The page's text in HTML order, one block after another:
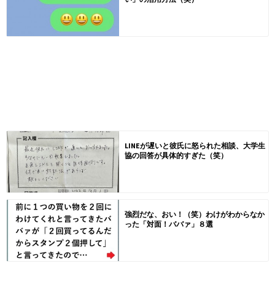
LINEが遅いと彼氏に怒られた相談、大学生
協の回答が具体的すぎた（笑）
強烈だな、おい！（笑）わけがわからなか
った「対面！ババァ」８選